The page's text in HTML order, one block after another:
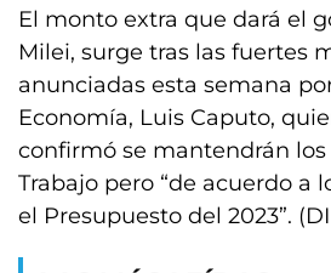
El monto extra que dará el
Milei, surge tras las fuertes
anunciadas esta semana
Economía, Luis Caputo,
confirmó se mantendrán
Trabajo pero “de acuerdo a
el Presupuesto del 2023”.